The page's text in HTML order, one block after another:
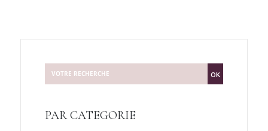
OK
PAR CATEGORIE